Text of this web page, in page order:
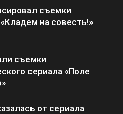
съемки
на совесть!»
съемки
сериала «Поле
от сериала